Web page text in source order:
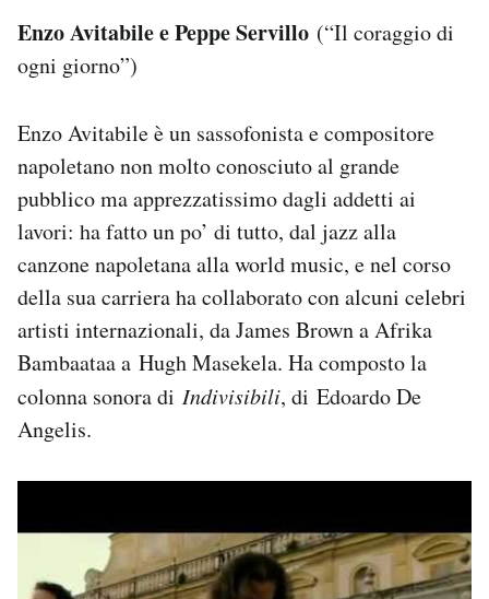
Enzo Avitabile e Peppe Servillo (“Il coraggio di
ogni giorno”)
Enzo Avitabile è un sassofonista e compositore
napoletano non molto conosciuto al grande
pubblico ma apprezzatissimo dagli addetti ai
lavori: ha fatto un po’ di tutto, dal jazz alla
canzone napoletana alla world music, e nel corso
della sua carriera ha collaborato con alcuni celebri
artisti internazionali, da James Brown a Afrika
Bambaataa a Hugh Masekela. Ha composto la
colonna sonora di Indivisibili, di Edoardo De
Angelis.